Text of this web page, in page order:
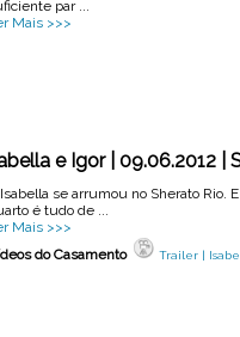
par ...
Mais >>>
e Igor | 09.06.2012 |
se arrumou no Sherato Rio.
é tudo de ...
Mais >>>
do Casamento
Trailer |